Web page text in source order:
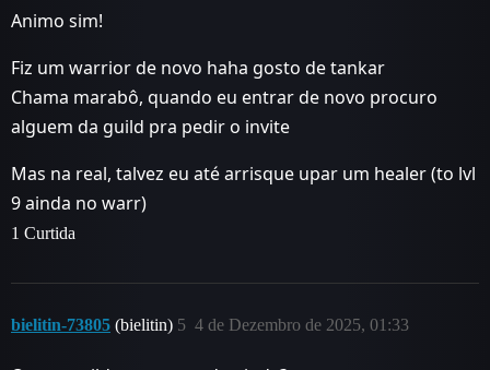
Animo sim!
Fiz um warrior de novo haha gosto de tankar
Chama marabô, quando eu entrar de novo procuro
alguem da guild pra pedir o invite
Mas na real, talvez eu até arrisque upar um healer (to lvl
9 ainda no warr)
1 Curtida
bielitin-73805 (bielitin) 4 de Dezembro de 2025, 01:33
5